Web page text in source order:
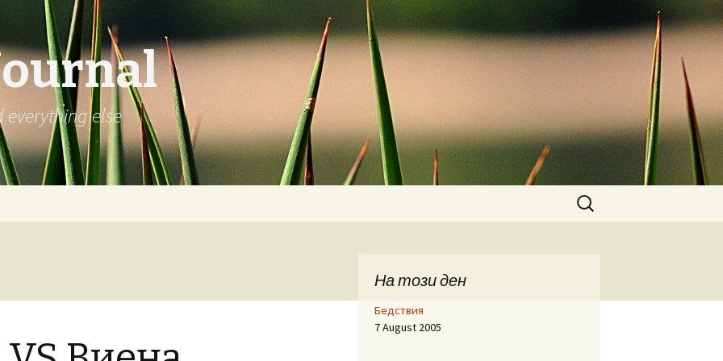
everything else
Search
for:
На този ден
Бедствия
7 August 2005